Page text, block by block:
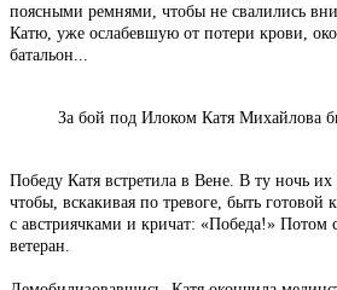
поясными ремнями, чтобы не свалились
Катю, уже ослабевшую от потери крови,
батальон...
За бой под Илоком Катя Михайлова
Победу Катя встретила в Вене. В ту ночь
чтобы, вскакивая по тревоге, быть
с австриячками и кричат: «Победа!» Потом
ветеран.